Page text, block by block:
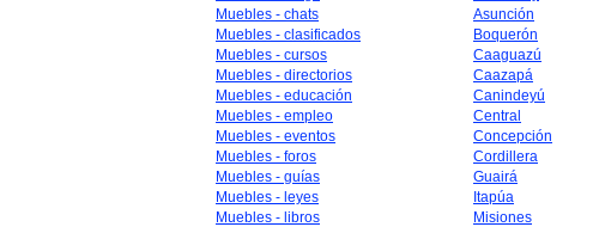
Muebles - chats
Muebles - clasificados
Muebles - cursos
Muebles - directorios
Muebles - educación
Muebles - empleo
Muebles - eventos
Muebles - foros
Muebles - guías
Muebles - leyes
Muebles - libros
Asunción
Boquerón
Caaguazú
Caazapá
Canindeyú
Central
Concepción
Cordillera
Guairá
Itapúa
Misiones